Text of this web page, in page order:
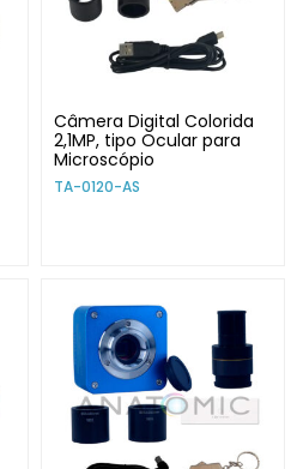
Câmera Digital Colorida
2,1MP, tipo Ocular para
Microscópio
TA-0120-AS